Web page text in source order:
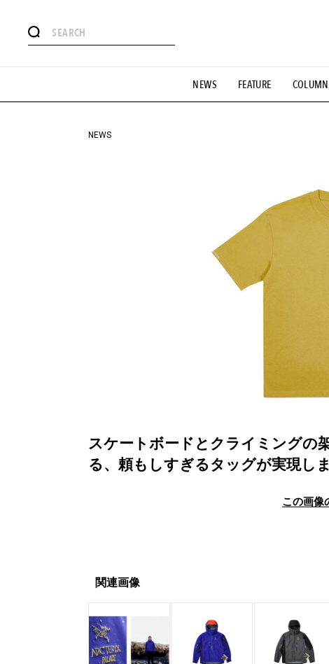
NEWS FEATURE COLUMN
#憧れの逸品 #ESSENTIAL DESIGNS
#GH 銘品の所以 #フイナムのYouTube #Commune H
#HANDSOME HANDBOOK
NEWS
スケートボードとクライミングの
る、頼もしすぎるタッグが実現しま
この画像
関連画像